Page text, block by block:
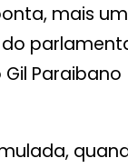
mais
Paraibano